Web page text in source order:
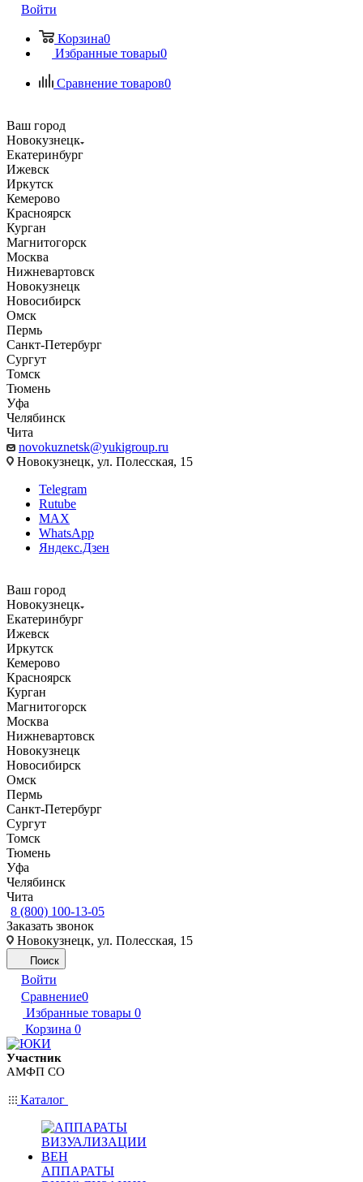
Войти
Корзина0
Избранные товары0
Сравнение товаров0
Ваш город
Новокузнецк
Екатеринбург
Ижевск
Иркутск
Кемерово
Красноярск
Курган
Магнитогорск
Москва
Нижневартовск
Новокузнецк
Новосибирск
Омск
Пермь
Санкт-Петербург
Сургут
Томск
Тюмень
Уфа
Челябинск
Чита
novokuznetsk@yukigroup.ru
Новокузнецк, ул. Полесская, 15
Telegram
Rutube
MAX
WhatsApp
Яндекс.Дзен
Ваш город
Новокузнецк
Екатеринбург
Ижевск
Иркутск
Кемерово
Красноярск
Курган
Магнитогорск
Москва
Нижневартовск
Новокузнецк
Новосибирск
Омск
Пермь
Санкт-Петербург
Сургут
Томск
Тюмень
Уфа
Челябинск
Чита
8 (800) 100-13-05
Заказать звонок
Новокузнецк, ул. Полесская, 15
Поиск
Войти
Сравнение0
Избранные товары 0
Корзина 0
Участник
АМФП СО
Каталог
АППАРАТЫ